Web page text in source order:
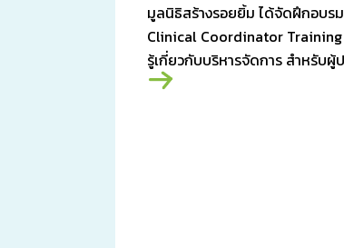
มูลนิธิสร้างรอยยิ้ม ได้จัดฝึกอบรม
Clinical Coordinator Training
รู้เกี่ยวกับบริหารจัดการ สำหรับผู้
งานหลักทางการแพทย์